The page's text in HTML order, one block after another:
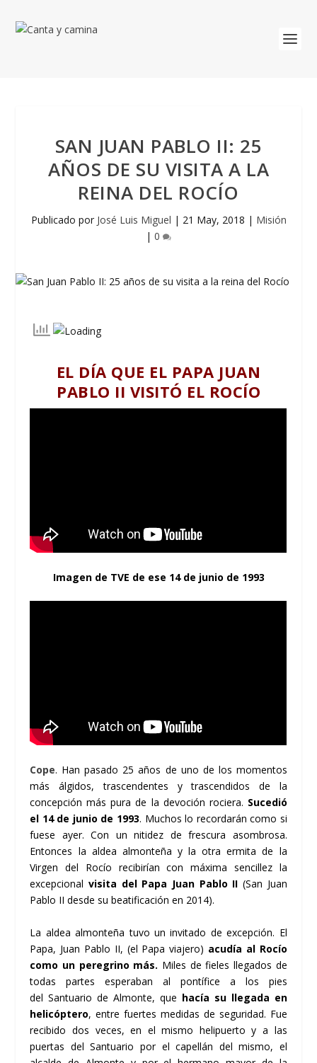
SAN JUAN PABLO II: 25
AÑOS DE SU VISITA A LA
REINA DEL ROCÍO
Publicado por José Luis Miguel | 21 May, 2018 | Misión
| 0
EL DÍA QUE EL PAPA JUAN
PABLO II VISITÓ EL ROCÍO
Imagen de TVE de ese 14 de junio de 1993
Cope. Han pasado 25 años de uno de los momentos
más álgidos, trascendentes y trascendidos de la
concepción más pura de la devoción rociera. Sucedió
el 14 de junio de 1993. Muchos lo recordarán como si
fuese ayer. Con un nitidez de frescura asombrosa.
Entonces la aldea almonteña y la otra ermita de la
Virgen del Rocío recibirían con máxima sencillez la
excepcionalvisita del Papa Juan Pablo II (San Juan
Pablo II desde su beatificación en 2014).
La aldea almonteña tuvo un invitado de excepción. El
Papa, Juan Pablo II, (el Papa viajero) acudía al Rocío
como un peregrino más. Miles de fieles llegados de
todas partes esperaban al pontífice a los pies
del Santuario de Almonte, que hacía su llegada en
helicóptero, entre fuertes medidas de seguridad. Fue
recibido dos veces, en el mismo helipuerto y a las
puertas del Santuario por el capellán del mismo, el